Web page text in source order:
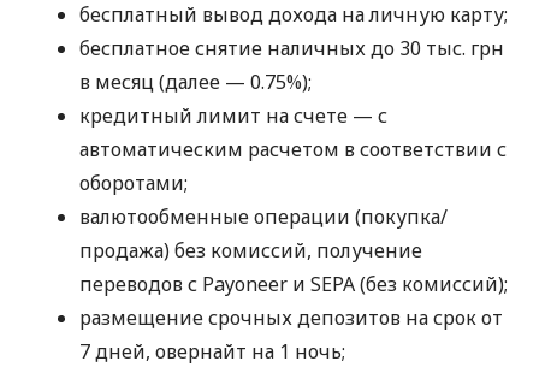
бесплатный вывод дохода на личную карту;
бесплатное снятие наличных до 30 тыс. грн
в месяц (далее — 0.75%);
кредитный лимит на счете — с
автоматическим расчетом в соответствии с
оборотами;
валютообменные операции (покупка/
продажа) без комиссий, получение
переводов с Payoneer и SEPA (без комиссий);
размещение срочных депозитов на срок от
7 дней, овернайт на 1 ночь;